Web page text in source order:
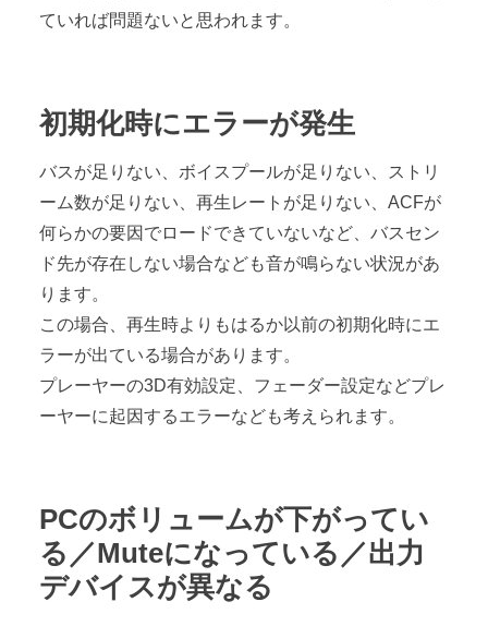
ていれば問題ないと思われます。
初期化時にエラーが発生
バスが足りない、ボイスプールが足りない、ストリ
ーム数が足りない、再生レートが足りない、ACFが
何らかの要因でロードできていないなど、バスセン
ド先が存在しない場合なども音が鳴らない状況があ
ります。
この場合、再生時よりもはるか以前の初期化時にエ
ラーが出ている場合があります。
プレーヤーの3D有効設定、フェーダー設定などプレ
ーヤーに起因するエラーなども考えられます。
PCのボリュームが下がってい
る／Muteになっている／出力
デバイスが異なる